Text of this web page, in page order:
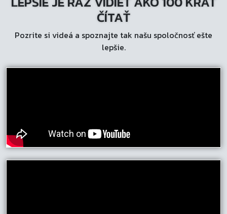
môžete
na
ČÍTAŤ
Pozrite si videá a spoznajte tak našu spoločnosť ešte
lepšie.